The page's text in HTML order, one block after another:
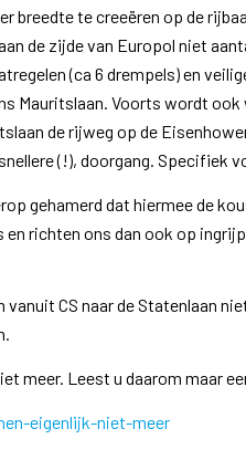
breedte te creeëren op de
de zijde van Europol niet
(ca 6 drempels) en
Mauritslaan. Voorts wordt ook
de rijweg op de
(!), doorgang. Specifiek
gehamerd dat hiermee de
richten ons dan ook op
CS naar de Statenlaan
meer. Leest u daarom maar
eigenlijk-niet-meer